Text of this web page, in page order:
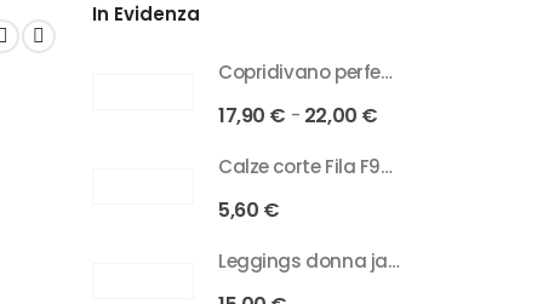
In Evidenza
Copridivano perfecto angerl's antimacchia in tessuto bielastico 2/3/4 posti
17,90 € - 22,00 €
Calze corte Fila F9398 unisex sportive cotone elasticizzato
5,60 €
Leggings donna jadea in cotone elasticizzato con fascia glitter art 4829